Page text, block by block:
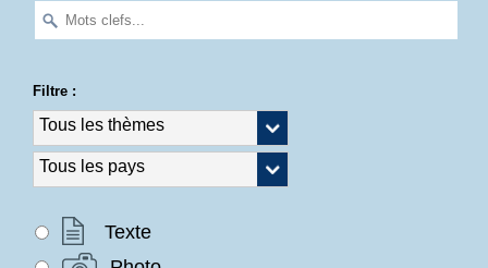
Filtre :
Texte